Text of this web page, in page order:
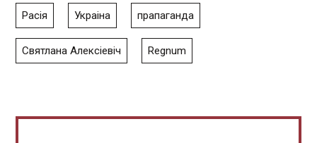
Расія Украіна прапаганда
Святлана Алексіевіч Regnum